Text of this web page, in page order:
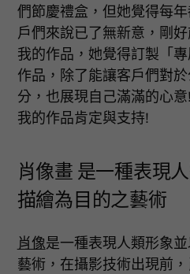
們節慶禮盒，但她覺得每
戶們來說已了無新意，剛
我的作品，她覺得訂製「
作品，除了能讓客戶們對
分，也展現自己滿滿的心
我的作品肯定與支持!
肖像畫 是一種表現
描繪為目的之藝術
肖像是一種表現人類形象
藝術，在攝影技術出現前